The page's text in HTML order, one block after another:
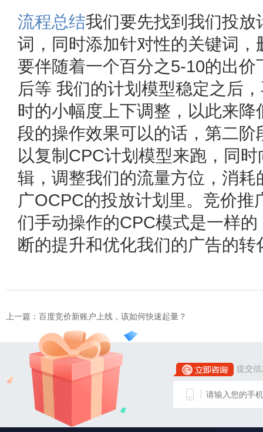
流程总结我们要先找到我们投
词，同时添加针对性的关键词
要伴随着一个百分之5-10的出
后等 我们的计划模型稳定之后
时的小幅度上下调整，以此来
段的操作效果可以的话，第二
以复制CPC计划模型来跑，同
辑，调整我们的流量方位，消
广OCPC的投放计划里。竞价
们手动操作的CPC模式是一样
断的提升和优化我们的广告的转
上一篇： 百度竞价新账户上线，该如何快速起量？
提交